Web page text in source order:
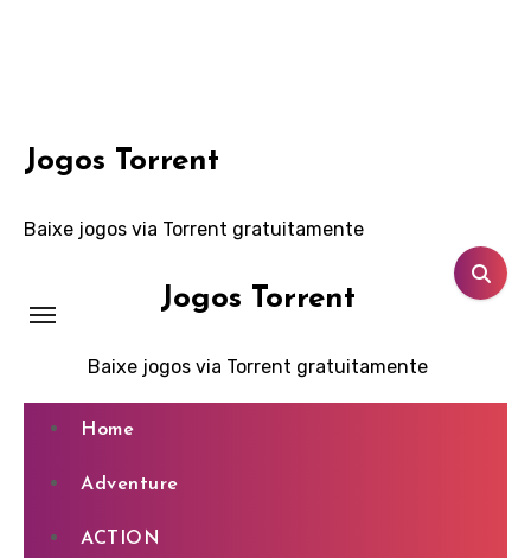
Jogos Torrent
Baixe jogos via Torrent gratuitamente
Jogos Torrent
Baixe jogos via Torrent gratuitamente
Home
Adventure
ACTION